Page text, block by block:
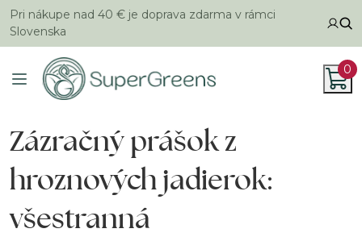
Pri nákupe nad 40 € je doprava zdarma v rámci
Slovenska
0
Zázračný prášok z
hroznových jadierok:
všestranná